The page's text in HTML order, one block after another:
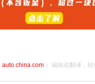
auto.china.com）编辑或翻译，转